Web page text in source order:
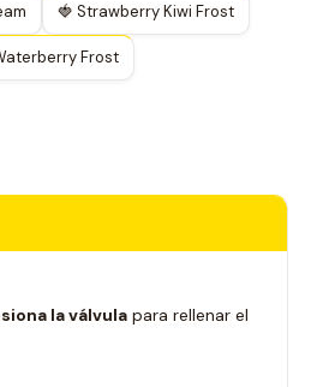
🍓 Strawberry Kiwi Frost
Frost
la válvula para rellenar el